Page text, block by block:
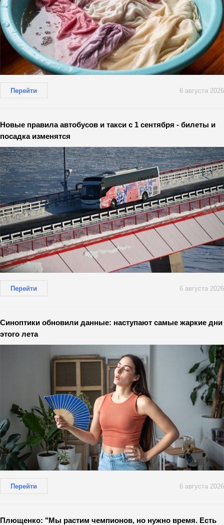
Перейти 6 августа 2026
Новые правила автобусов и такси с 1 сентября - билеты и
посадка изменятся
Перейти 6 августа 2026
Синоптики обновили данные: наступают самые жаркие дни
этого лета
Перейти 6 августа 2026
Плющенко: "Мы растим чемпионов, но нужно время. Есть